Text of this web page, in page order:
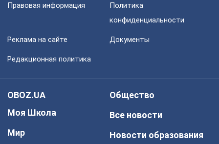
Правовая информация
Политика
конфиденциальности
Реклама на сайте Документы
Редакционная политика
OBOZ.UA
Моя Школа
Мир
Общество
Все новости
Новости образования